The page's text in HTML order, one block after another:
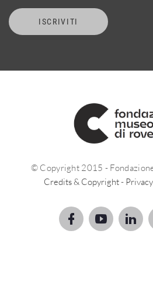
ISCRIVITI
© Copyright 2015 -
Credits & Copyright-